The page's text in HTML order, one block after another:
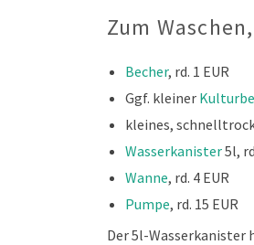
Zum
Becher, rd. 1 EUR
Ggf. kleiner
kleines,
Wasserkanister5l,
Wanne, rd. 4 EUR
Pumpe, rd. 15 EUR
Der 5l-Wasserkanister